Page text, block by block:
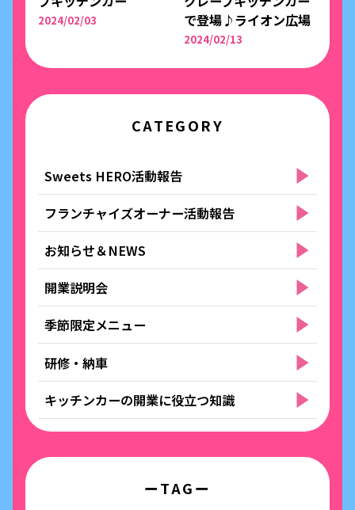
2024/02/03
で登場♪ライオン広場
2024/02/13
CATEGORY
Sweets HERO活動報告
フランチャイズオーナー活動報告
お知らせ＆NEWS
開業説明会
季節限定メニュー
研修・納車
キッチンカーの開業に役立つ知識
ーTAGー